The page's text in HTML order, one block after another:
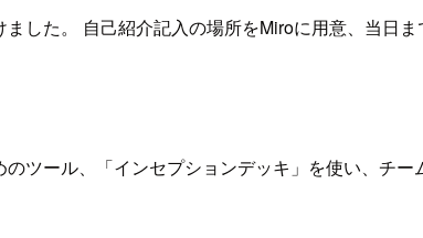
した。 自己紹介記入の場所をMiroに用意、当日ま
ツール、「インセプションデッキ」を使い、チ